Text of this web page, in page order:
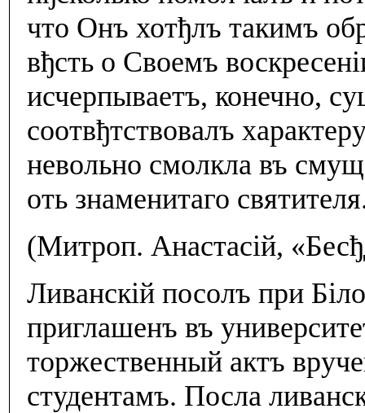
что Онъ хотђлъ такимъ
вђсть о Своемъ
исчерпываетъ, конечно,
соотвђтствовалъ
невольно смолкла въ
оть знаменитаго
(Митроп. Анастасiй,
Ливанскiй посолъ при
приглашенъ въ
торжественный актъ
студентамъ. Посла